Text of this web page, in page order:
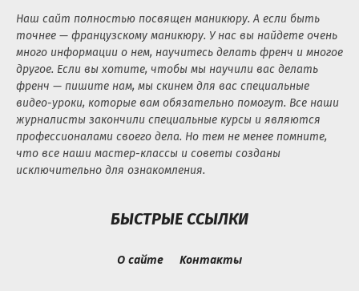
Наш сайт полностью посвящен маникюру. А если быть
точнее — французскому маникюру. У нас вы найдете очень
много информации о нем, научитесь делать френч и многое
другое. Если вы хотите, чтобы мы научили вас делать
френч — пишите нам, мы скинем для вас специальные
видео-уроки, которые вам обязательно помогут. Все наши
журналисты закончили специальные курсы и являются
профессионалами своего дела. Но тем не менее помните,
что все наши мастер-классы и советы созданы
исключительно для ознакомления.
БЫСТРЫЕ ССЫЛКИ
О сайте Контакты